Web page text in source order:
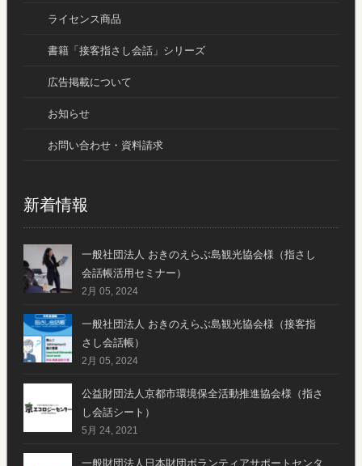
ライセンス商品
書籍「接客指さし会話」シリーズ
広告掲載について
お知らせ
お問い合わせ・資料請求
新着情報
一般社団法人 おきのえらぶ島観光協会様（指さし
会話帳活用セミナー）
2月 05, 2024
一般社団法人 おきのえらぶ島観光協会様（接客指
さし会話帳）
2月 05, 2024
公益財団法人京都市環境保全活動推進協会様（指さ
し会話シート）
5月 24, 2021
一般財団法人日本財団ボランティアサポートセンタ